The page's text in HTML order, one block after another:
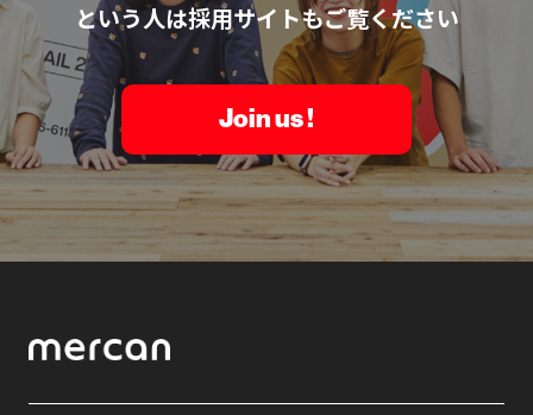
という人は採用サイトもご覧ください
Join us !